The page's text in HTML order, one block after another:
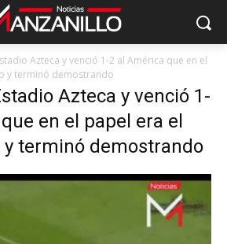
Azteca y venció 1-2 al América que en el
y terminó demostrando
Azteca y venció 1-
en el papel era el
terminó demostrando